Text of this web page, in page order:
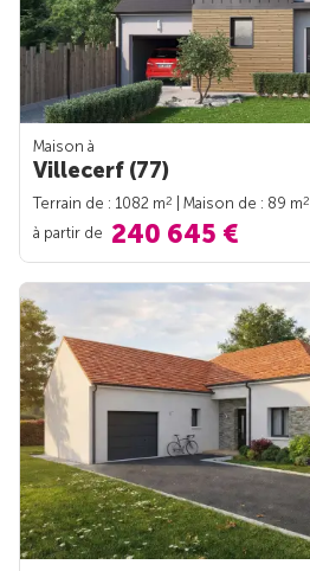
Maison à
Villecerf (77)
Terrain de : 1082 m2 | Maison de : 89 m2
à partir de 240 645 €